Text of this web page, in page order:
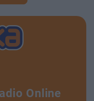
Online